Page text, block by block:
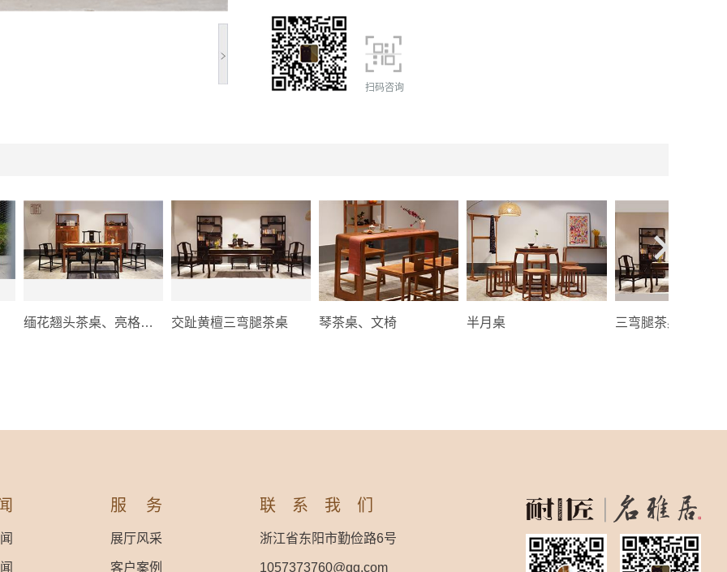
扫码咨询
缅花翘头茶桌、亮格柜、紫光檀文椅、霸王椅 交趾黄檀三弯腿茶桌 琴茶桌、文椅 半月桌 三弯腿茶桌
服务
展厅风采
客户案例
联系我们
浙江省东阳市勤俭路6号
1057373760@qq.com